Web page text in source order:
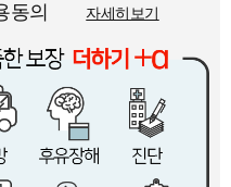
동의 자세히보기